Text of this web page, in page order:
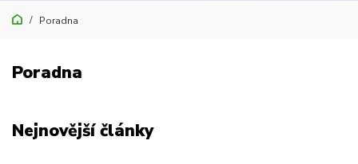
Poradna
Poradna
Nejnovější články